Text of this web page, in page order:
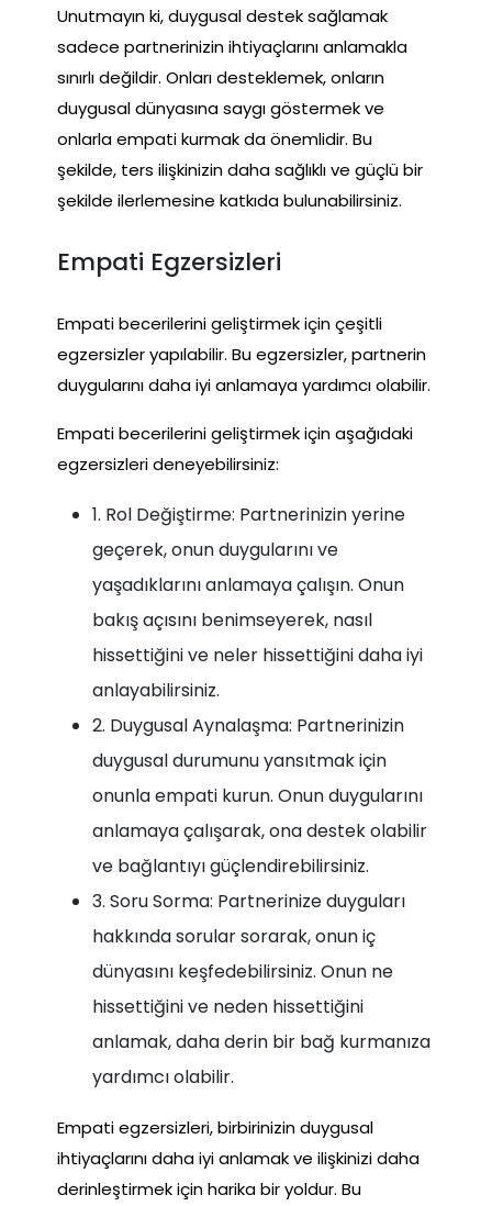
Unutmayın ki, duygusal destek sağlamak
sadece partnerinizin ihtiyaçlarını anlamakla
sınırlı değildir. Onları desteklemek, onların
duygusal dünyasına saygı göstermek ve
onlarla empati kurmak da önemlidir. Bu
şekilde, ters ilişkinizin daha sağlıklı ve güçlü bir
şekilde ilerlemesine katkıda bulunabilirsiniz.
Empati Egzersizleri
Empati becerilerini geliştirmek için çeşitli
egzersizler yapılabilir. Bu egzersizler, partnerin
duygularını daha iyi anlamaya yardımcı olabilir.
Empati becerilerini geliştirmek için aşağıdaki
egzersizleri deneyebilirsiniz:
1. Rol Değiştirme: Partnerinizin yerine
geçerek, onun duygularını ve
yaşadıklarını anlamaya çalışın. Onun
bakış açısını benimseyerek, nasıl
hissettiğini ve neler hissettiğini daha iyi
anlayabilirsiniz.
2. Duygusal Aynalaşma: Partnerinizin
duygusal durumunu yansıtmak için
onunla empati kurun. Onun duygularını
anlamaya çalışarak, ona destek olabilir
ve bağlantıyı güçlendirebilirsiniz.
3. Soru Sorma: Partnerinize duyguları
hakkında sorular sorarak, onun iç
dünyasını keşfedebilirsiniz. Onun ne
hissettiğini ve neden hissettiğini
anlamak, daha derin bir bağ kurmanıza
yardımcı olabilir.
Empati egzersizleri, birbirinizin duygusal
ihtiyaçlarını daha iyi anlamak ve ilişkinizi daha
derinleştirmek için harika bir yoldur. Bu